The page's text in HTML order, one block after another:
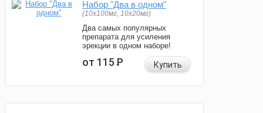
Набор "Два в одном"
(10x100мг, 10x20мг)
Два самых популярных
препарата для усиления
эрекции в одном наборе!
от 115Р Купить